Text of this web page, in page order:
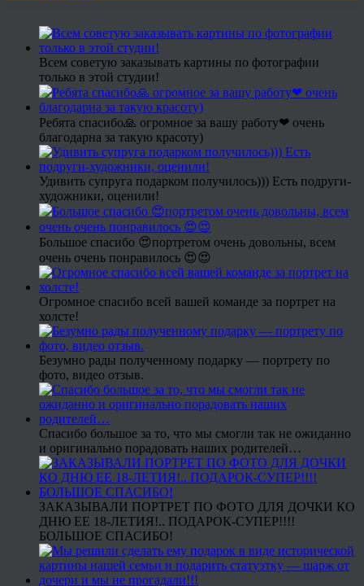
Всем советую заказывать картины по фотографии
только в этой студии!
Ребята спасибо🙏 огромное за вашу работу❤ очень
благодарна за такую красоту)
Удивить супруга подарком получилось))) Есть подруги-
художники, оценили!
Большое спасибо 😍портретом очень довольны, всем
очень очень понравилось 😍😍
Огромное спасибо всей вашей команде за портрет на
холсте!
Безумно рады полученному подарку — портрету по
фото, видео отзыв.
Спасибо большое за то, что мы смогли так не ожиданно
и оригинально порадовать наших родителей…
ЗАКАЗЫВАЛИ ПОРТРЕТ ПО ФОТО ДЛЯ ДОЧКИ КО
ДНЮ ЕЕ 18-ЛЕТИЯ!.. ПОДАРОК-СУПЕР!!!!
БОЛЬШОЕ СПАСИБО!